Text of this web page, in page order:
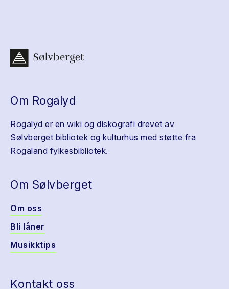
Om Rogalyd
Rogalyd er en wiki og diskografi drevet av
Sølvberget bibliotek og kulturhus med støtte fra
Rogaland fylkesbibliotek.
Om Sølvberget
Om oss
Bli låner
Musikktips
Kontakt oss